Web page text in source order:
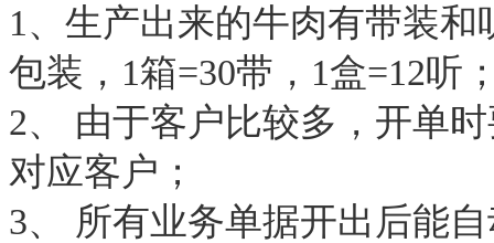
1、生产出来的牛肉有带装
包装，1箱=30带，1盒=12
2、 由于客户比较多，开单
对应客户；
3、 所有业务单据开出后能